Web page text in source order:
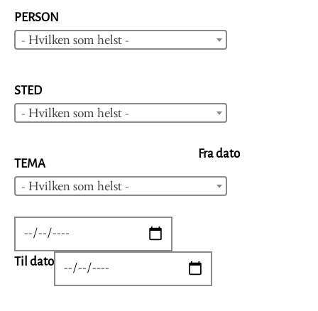
PERSON
- Hvilken som helst -
STED
- Hvilken som helst -
TEMA
- Hvilken som helst -
Fra dato
DATE
Til dato DATE